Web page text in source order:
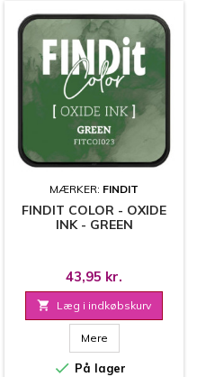
MÆRKER: FINDIT
FINDIT COLOR - OXIDE
INK - GREEN
43,95 kr.
 Læg i indkøbskurv
Mere
 På lager